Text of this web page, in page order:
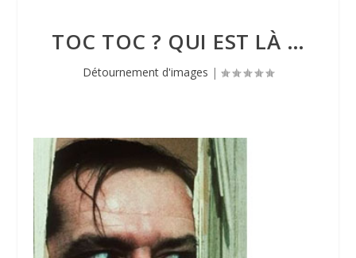
TOC TOC ? QUI EST LÀ …
Détournement d'images |